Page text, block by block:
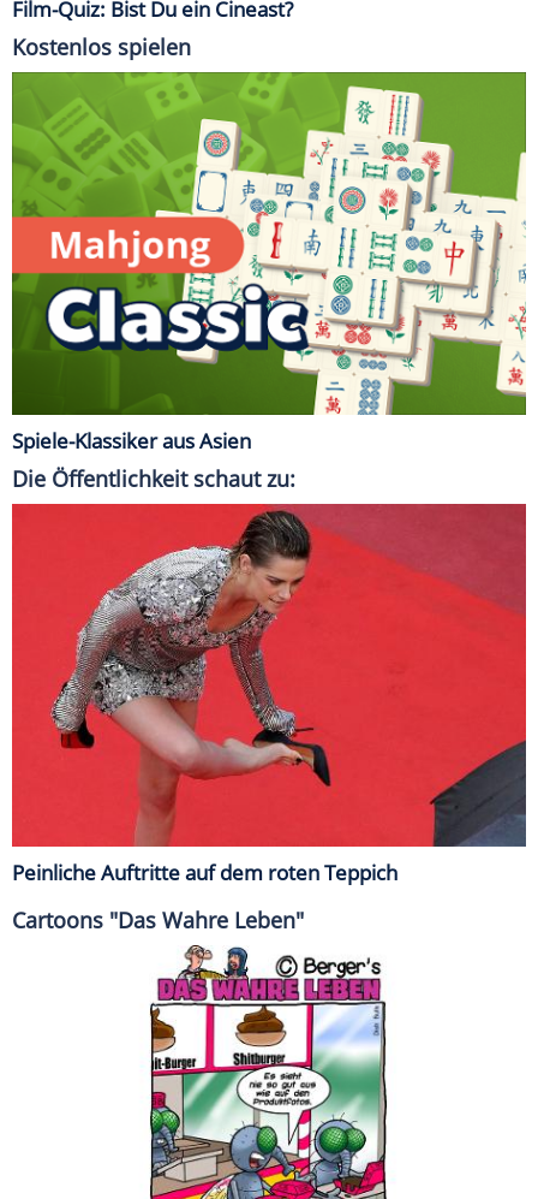
Film-Quiz: Bist Du ein Cineast?
Kostenlos spielen
Spiele-Klassiker aus Asien
Die Öffentlichkeit schaut zu:
Peinliche Auftritte auf dem roten Teppich
Cartoons "Das Wahre Leben"